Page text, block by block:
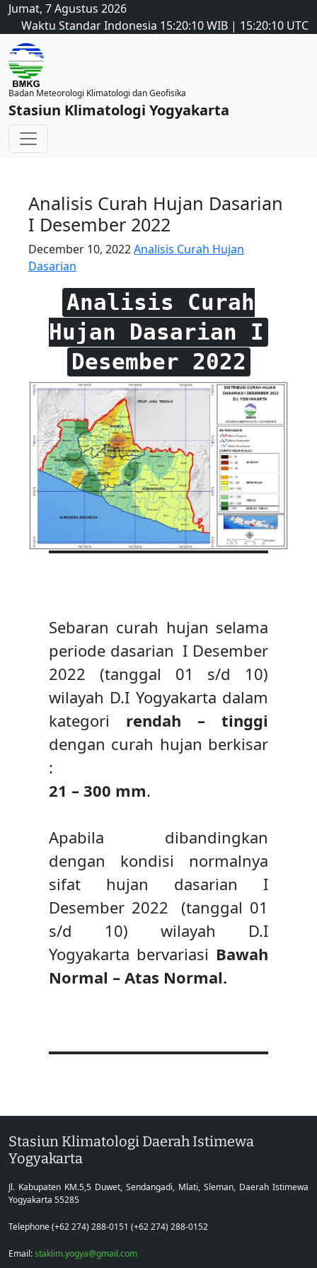
Jumat, 7 Agustus 2026
Waktu Standar Indonesia 15:20:10WIB | 15:20:10 UTC
Badan Meteorologi Klimatologi dan Geofisika
Stasiun Klimatologi Yogyakarta
Analisis Curah Hujan Dasarian
I Desember 2022
December 10, 2022Analisis Curah Hujan
Dasarian
Analisis Curah
Hujan Dasarian I
Desember 2022
Sebaran curah hujan selama
periode dasarian I Desember
2022 (tanggal 01 s/d 10)
wilayah D.I Yogyakarta dalam
kategori rendah – tinggi
dengan curah hujan berkisar
:
21 – 300 mm.
Apabila dibandingkan
dengan kondisi normalnya
sifat hujan dasarian I
Desember 2022 (tanggal 01
s/d 10) wilayah D.I
Yogyakarta bervariasi Bawah
Normal – Atas Normal.
Stasiun Klimatologi Daerah Istimewa
Yogyakarta
Jl. Kabupaten KM.5,5 Duwet, Sendangadi, Mlati, Sleman, Daerah Istimewa
Yogyakarta 55285
Telephone (+62 274) 288-0151 (+62 274) 288-0152
Email:staklim.yogya@gmail.com